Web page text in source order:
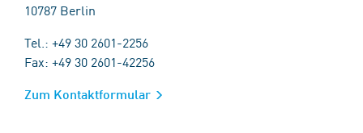
10787 Berlin
Tel.: +49 30 2601-2256
Fax: +49 30 2601-42256
Zum Kontaktformular